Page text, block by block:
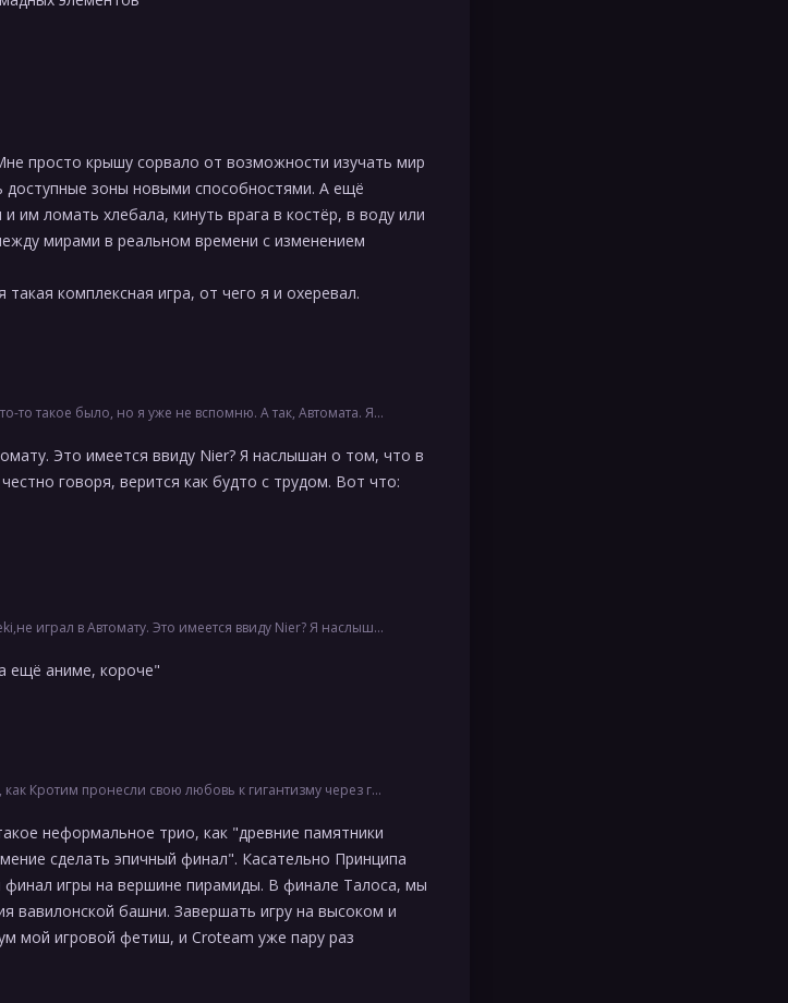
просто крышу сорвало от возможности изучать мир
доступные зоны новыми способностями. А ещё
им ломать хлебала, кинуть врага в костёр, в воду или
мирами в реальном времени с изменением
комплексная игра, от чего я и охеревал.
я уже не вспомню. А так, Автомата. Я до этого не испытывал ничего подобного в играх. Когда вообще все решения п…
Это имеется ввиду Nier? Я наслышан о том, что в
говоря, верится как будто с трудом. Вот что:
Это имеется ввиду Nier? Я наслышан о том, что в игре ебейший сюжет и/или лор, но, честно говоря, верится как …
ещё аниме, короче"
свою любовь к гигантизму через года. Во втором принципе Талоса тоже хватает громадных элементов
неформальное трио, как "древние памятники
сделать эпичный финал". Касательно Принципа
игры на вершине пирамиды. В финале Талоса, мы
вавилонской башни. Завершать игру на высоком и
мой игровой фетиш, и Croteam уже пару раз